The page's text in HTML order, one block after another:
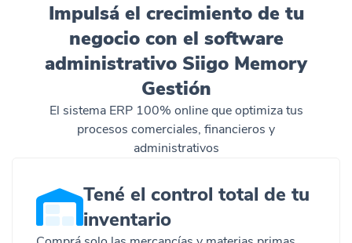
Impulsá el crecimiento de tu
negocio con el software
administrativo Siigo Memory
Gestión
El sistema ERP 100% online que optimiza tus
procesos comerciales, financieros y
administrativos
Tené el control total de tu
inventario